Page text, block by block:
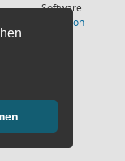
Software:
Session(Wird in